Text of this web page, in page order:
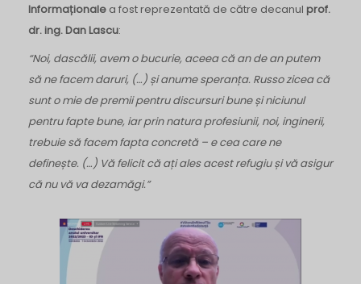
Informaționale a fost reprezentată de către decanul prof.
dr. ing. Dan Lascu:
“Noi, dascălii, avem o bucurie, aceea că an de an putem
să ne facem daruri, (…) și anume speranța. Russo zicea că
sunt o mie de premii pentru discursuri bune și niciunul
pentru fapte bune, iar prin natura profesiunii, noi, inginerii,
trebuie să facem fapta concretă – e cea care ne
definește. (…) Vă felicit că ați ales acest refugiu și vă asigur
că nu vă va dezamăgi.”